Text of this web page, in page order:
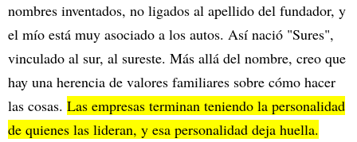
nombres inventados, no ligados al apellido del fundador, y
el mío está muy asociado a los autos. Así nació "Sures",
vinculado al sur, al sureste. Más allá del nombre, creo que
hay una herencia de valores familiares sobre cómo hacer
las cosas. Las empresas terminan teniendo la personalidad
de quienes las lideran, y esa personalidad deja huella.